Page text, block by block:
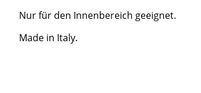
Nur für den Innenbereich geeignet.
Made in Italy.